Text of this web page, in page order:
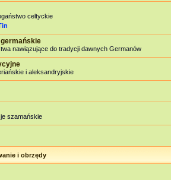
celtyckie
nawiązujące do tradycji dawnych Germanów
i aleksandryjskie
szamańskie
i obrzędy